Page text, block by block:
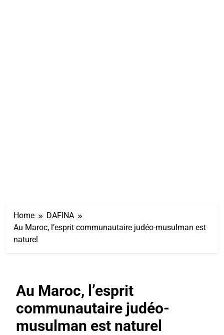
Home
DAFINA
Au Maroc, l’esprit communautaire judéo-musulman est
naturel
Au Maroc, l’esprit
communautaire judéo-
musulman est naturel